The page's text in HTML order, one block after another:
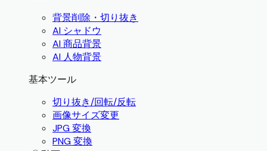
背景削除・切り抜き
AI シャドウ
AI 商品背景
AI 人物背景
基本ツール
切り抜き/回転/反転
画像サイズ変更
JPG 変換
PNG 変換